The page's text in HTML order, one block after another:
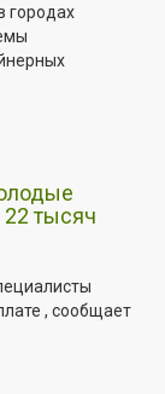
городах
тысяч
, сообщает